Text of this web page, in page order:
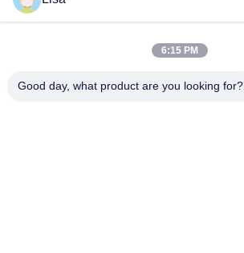
6:15 PM
Good day, what product are you looking for?